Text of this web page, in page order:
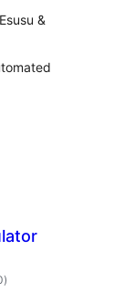
&
notes
en
)